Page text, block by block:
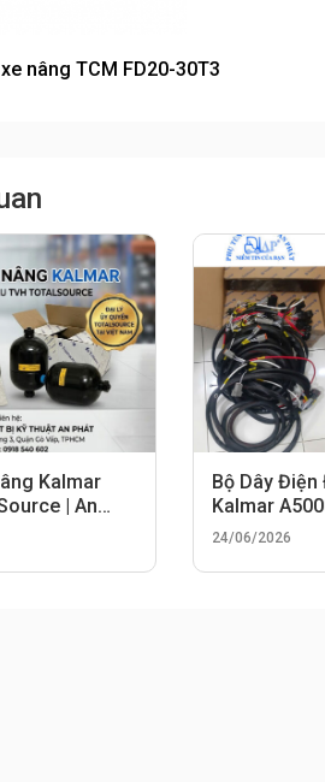
nâng TCM FD20-30T3
Kalmar
| An
Bộ Dây
Kalmar
24/06/2026